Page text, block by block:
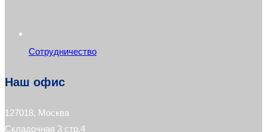
Сотрудничество
Наш офис
127018, Москва
Складочная 3 стр.4